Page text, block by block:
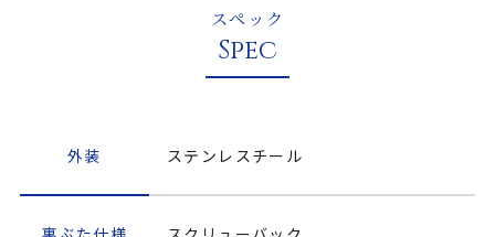
スペック
Spec
外装 ステンレスチール